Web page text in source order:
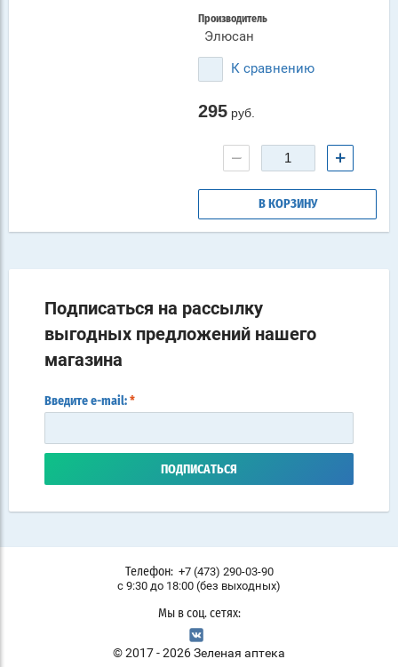
Производитель
Элюсан
К сравнению
295 руб.
− +
В КОРЗИНУ
Подписаться на рассылку
выгодных предложений нашего
магазина
Введите e-mail: *
ПОДПИСАТЬСЯ
Телефон: +7 (473) 290-03-90
с 9:30 до 18:00 (без выходных)
Мы в соц. сетях:
© 2017 - 2026 Зеленая аптека